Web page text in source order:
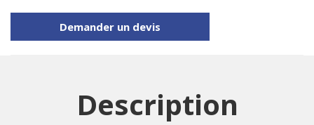
Demander un devis
Description